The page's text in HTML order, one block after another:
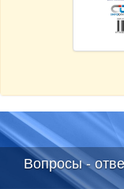
Вопросы -